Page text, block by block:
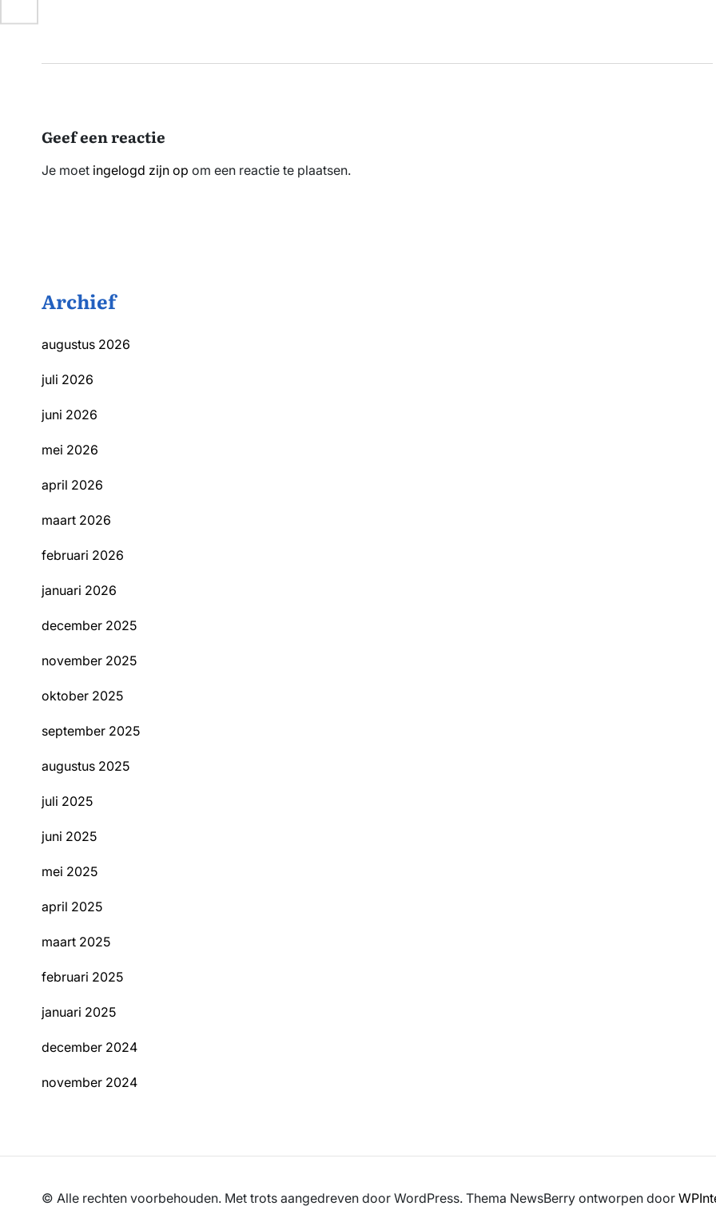
Geef een reactie
Je moet ingelogd zijn op om een reactie te plaatsen.
Archief
augustus 2026
juli 2026
juni 2026
mei 2026
april 2026
maart 2026
februari 2026
januari 2026
december 2025
november 2025
oktober 2025
september 2025
augustus 2025
juli 2025
juni 2025
mei 2025
april 2025
maart 2025
februari 2025
januari 2025
december 2024
november 2024
© Alle rechten voorbehouden. Met trots aangedreven door WordPress. Thema NewsBerry ontworpen door